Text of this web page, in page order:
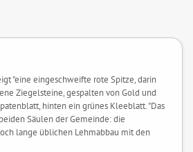
"eine eingeschweifte rote Spitze, darin
Ziegelsteine, gespalten von Gold und
hinten ein grünes Kleeblatt. "Das
Säulen der Gemeinde: die
lange üblichen Lehmabbau mit den